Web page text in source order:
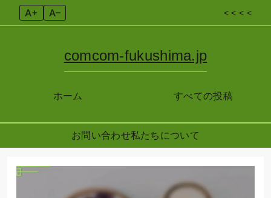
A+ A– < < < <
ホーム
comcom-fukushima.jp
すべての投稿
お問い合わせ私たちについて